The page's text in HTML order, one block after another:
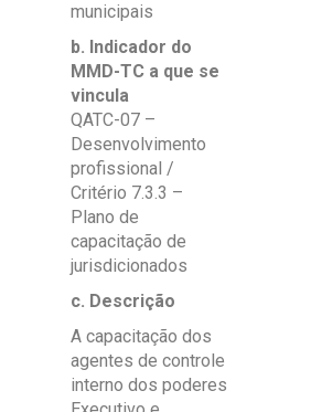
municipais
b. Indicador do
MMD-TC a que se
vincula
QATC-07 –
Desenvolvimento
profissional /
Critério 7.3.3 –
Plano de
capacitação de
jurisdicionados
c. Descrição
A capacitação dos
agentes de controle
interno dos poderes